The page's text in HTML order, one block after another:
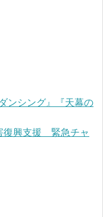
ンシング』『天幕の
復興支援 緊急チャ